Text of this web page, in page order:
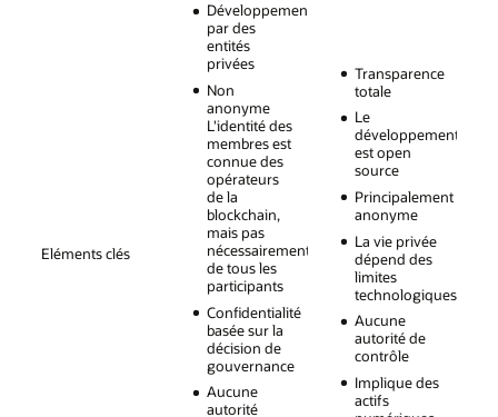
Eléments clés
Développement
par des
entités
privées
Non
anonyme
L'identité des
membres est
connue des
opérateurs
de la
blockchain,
mais pas
nécessairement
de tous les
participants
Confidentialité
basée sur la
décision de
gouvernance
Aucune
autorité
Transparence
totale
Le
développement
est open
source
Principalement
anonyme
La vie privée
dépend des
limites
technologiques
Aucune
autorité de
contrôle
Implique des
actifs